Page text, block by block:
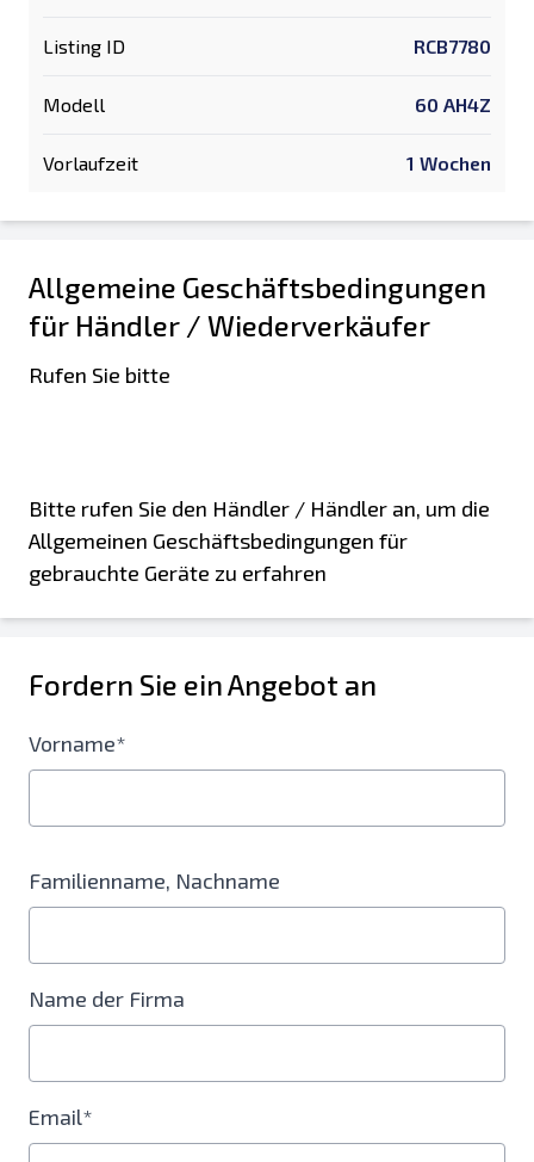
Listing ID RCB7780
Modell 60 AH4Z
Vorlaufzeit 1 Wochen
Allgemeine Geschäftsbedingungen
für Händler / Wiederverkäufer
Rufen Sie bitte
Bitte rufen Sie den Händler / Händler an, um die
Allgemeinen Geschäftsbedingungen für
gebrauchte Geräte zu erfahren
Fordern Sie ein Angebot an
Vorname*
Familienname, Nachname
Name der Firma
Email*